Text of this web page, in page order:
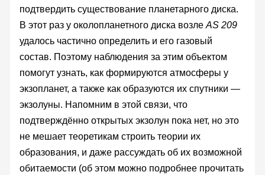
подтвердить существование планетарного диска.
В этот раз у околопланетного диска возле AS 209
удалось частично определить и его газовый
состав. Поэтому наблюдения за этим объектом
помогут узнать, как формируются атмосферы у
экзопланет, а также как образуются их спутники —
экзолуны. Напомним в этой связи, что
подтверждённо открытых экзолун пока нет, но это
не мешает теоретикам строить теории их
образования, и даже рассуждать об их возможной
обитаемости (об этом можно подробнее прочитать